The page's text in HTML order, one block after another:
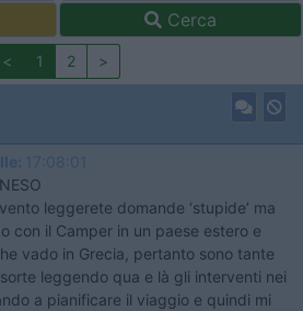
Cerca
< 1 2 >
17:08:01
leggerete domande ‘stupide’ ma
con il Camper in un paese estero e
vado in Grecia, pertanto sono tante
leggendo qua e là gli interventi nei
a pianificare il viaggio e quindi mi